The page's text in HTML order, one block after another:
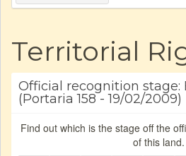
Territorial
Official recognition stage:
(Portaria 158 - 19/02/2009)
Find out which is the stage off the
of this land.